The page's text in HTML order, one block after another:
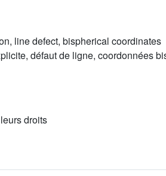
line defect, bispherical coordinates
défaut de ligne, coordonnées
droits